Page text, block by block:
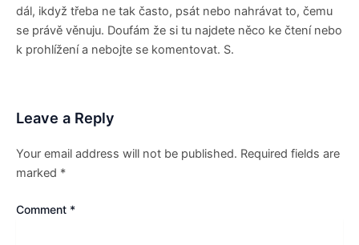
dál, ikdyž třeba ne tak často, psát nebo nahrávat to, čemu
se právě věnuju. Doufám že si tu najdete něco ke čtení nebo
k prohlížení a nebojte se komentovat. S.
Leave a Reply
Your email address will not be published. Required fields are
marked *
Comment *